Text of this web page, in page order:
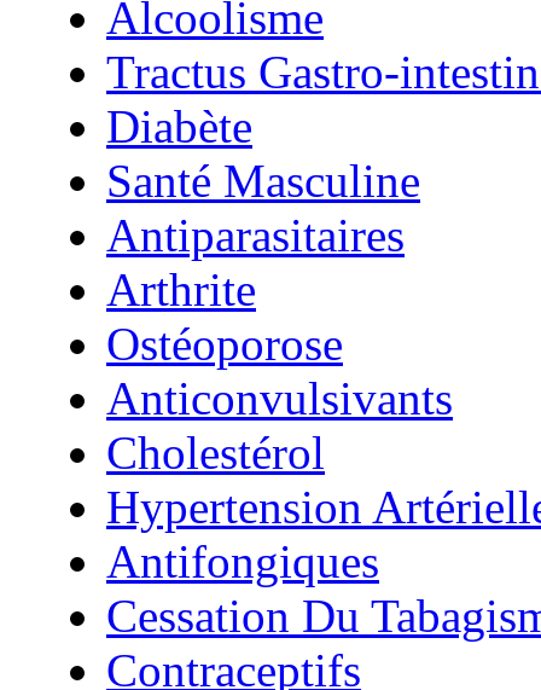
Alcoolisme
Tractus Gastro-
Diabète
Santé Masculine
Antiparasitaires
Arthrite
Ostéoporose
Anticonvulsivants
Cholestérol
Hypertension
Antifongiques
Cessation Du
Contraceptifs